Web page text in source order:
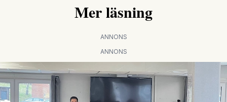
Mer läsning
ANNONS
ANNONS